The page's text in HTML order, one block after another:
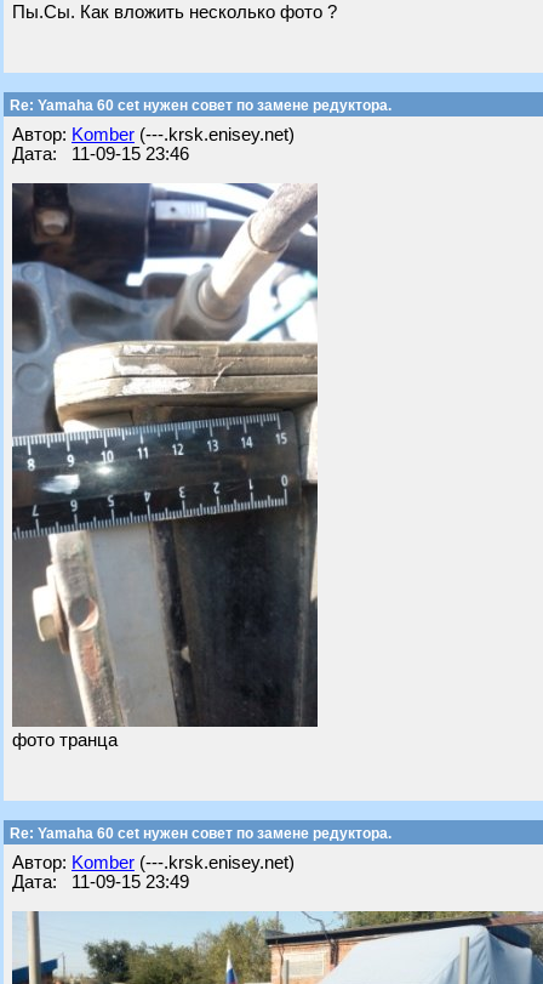
Пы.Сы. Как вложить несколько фото ?
Re: Yamaha 60 cet нужен совет по замене редуктора.
Автор: Komber (---.krsk.enisey.net)
Дата: 11-09-15 23:46
фото транца
Re: Yamaha 60 cet нужен совет по замене редуктора.
Автор: Komber (---.krsk.enisey.net)
Дата: 11-09-15 23:49